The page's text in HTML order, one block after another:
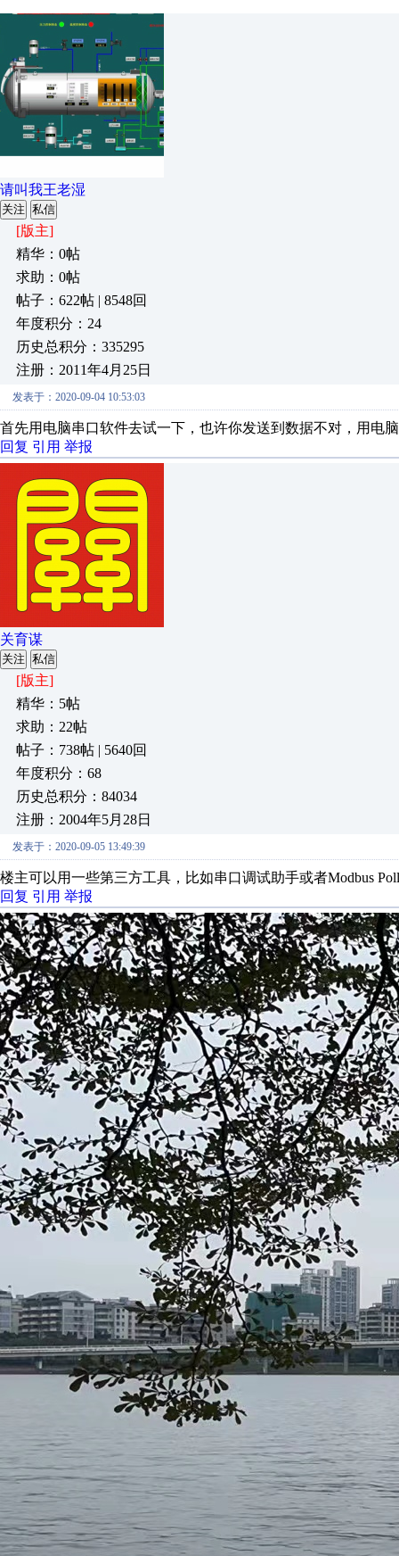
请叫我王老湿
关注 私信
[版主]
精华：0帖
求助：0帖
帖子：622帖 | 8548回
年度积分：24
历史总积分：335295
注册：2011年4月25日
发表于：2020-09-04 10:53:03
首先用电脑串口软件去试一下，也许你发送到数据不对，用电
回复 引用 举报
关育谋
关注 私信
[版主]
精华：5帖
求助：22帖
帖子：738帖 | 5640回
年度积分：68
历史总积分：84034
注册：2004年5月28日
发表于：2020-09-05 13:49:39
楼主可以用一些第三方工具，比如串口调试助手或者Modbus
回复 引用 举报